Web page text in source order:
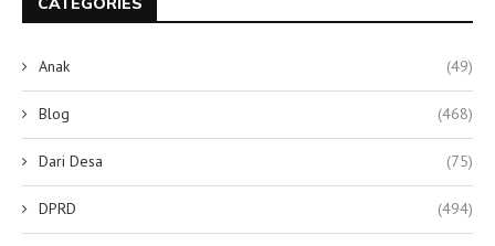
Anak (49)
Blog (468)
Dari Desa (75)
DPRD (494)